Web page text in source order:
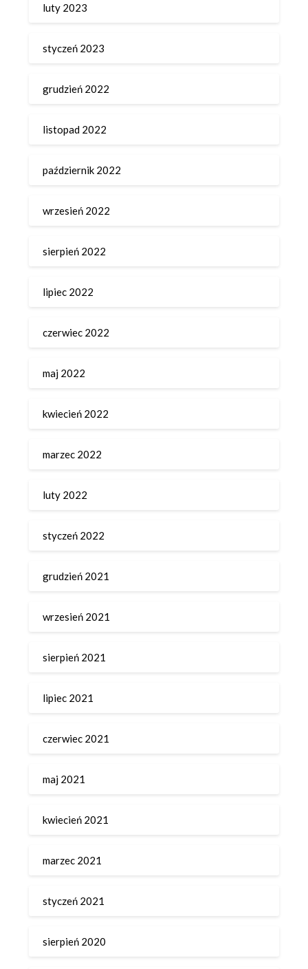
luty 2023
styczeń 2023
grudzień 2022
listopad 2022
październik 2022
wrzesień 2022
sierpień 2022
lipiec 2022
czerwiec 2022
maj 2022
kwiecień 2022
marzec 2022
luty 2022
styczeń 2022
grudzień 2021
wrzesień 2021
sierpień 2021
lipiec 2021
czerwiec 2021
maj 2021
kwiecień 2021
marzec 2021
styczeń 2021
sierpień 2020